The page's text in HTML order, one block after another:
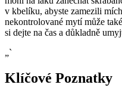
v kbelíku, abyste zamezili
nekontrolované mytí může
si dejte na čas a důkladně
„`
Klíčové Poznatky